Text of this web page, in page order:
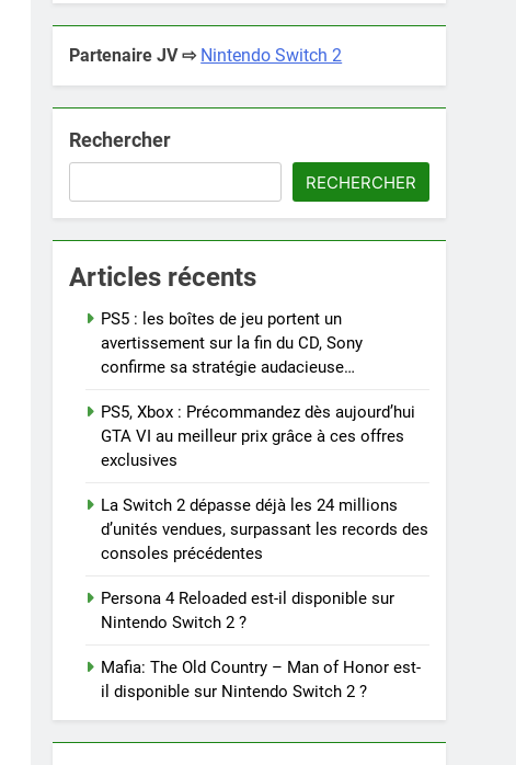
Partenaire JV ⇨ Nintendo Switch 2
Rechercher
RECHERCHER
Articles récents
PS5 : les boîtes de jeu portent un
avertissement sur la fin du CD, Sony
confirme sa stratégie audacieuse…
PS5, Xbox : Précommandez dès aujourd’hui
GTA VI au meilleur prix grâce à ces offres
exclusives
La Switch 2 dépasse déjà les 24 millions
d’unités vendues, surpassant les records des
consoles précédentes
Persona 4 Reloaded est-il disponible sur
Nintendo Switch 2 ?
Mafia: The Old Country – Man of Honor est-
il disponible sur Nintendo Switch 2 ?